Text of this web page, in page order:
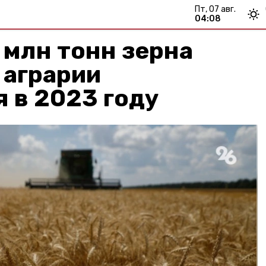
пт, 07 авг.
04:08
тонн зерна
в 2023 году